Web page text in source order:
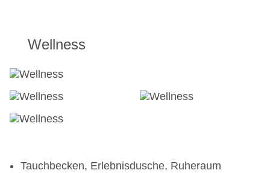
Wellness
Tauchbecken, Erlebnisdusche, Ruheraum